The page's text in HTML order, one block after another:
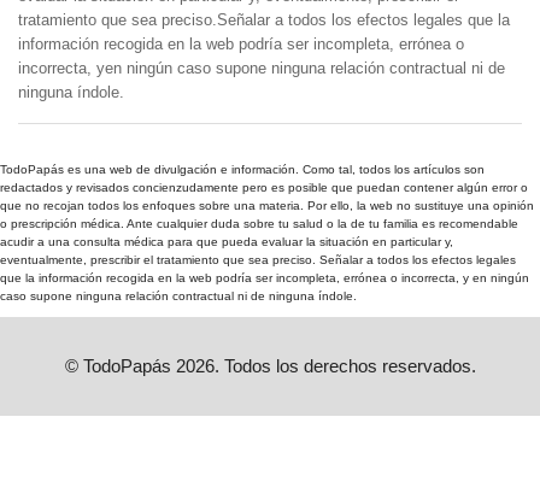
tratamiento que sea preciso.Señalar a todos los efectos legales que la
información recogida en la web podría ser incompleta, errónea o
incorrecta, yen ningún caso supone ninguna relación contractual ni de
ninguna índole.
TodoPapás es una web de divulgación e información. Como tal, todos los artículos son
redactados y revisados concienzudamente pero es posible que puedan contener algún error o
que no recojan todos los enfoques sobre una materia. Por ello, la web no sustituye una opinión
o prescripción médica. Ante cualquier duda sobre tu salud o la de tu familia es recomendable
acudir a una consulta médica para que pueda evaluar la situación en particular y,
eventualmente, prescribir el tratamiento que sea preciso. Señalar a todos los efectos legales
que la información recogida en la web podría ser incompleta, errónea o incorrecta, y en ningún
caso supone ninguna relación contractual ni de ninguna índole.
© TodoPapás 2026. Todos los derechos reservados.